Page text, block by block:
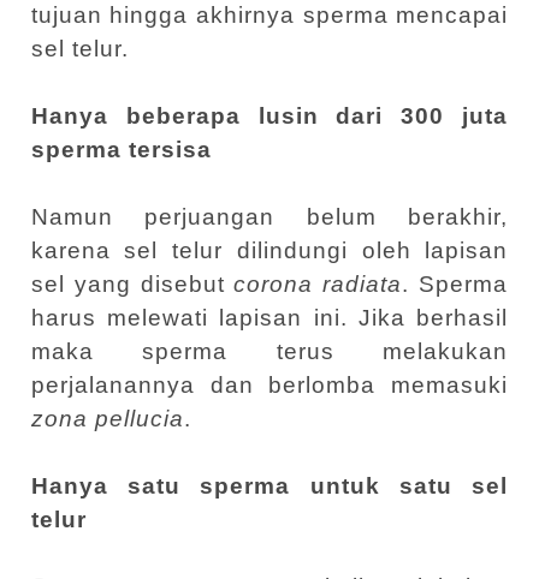
tujuan hingga akhirnya sperma mencapai
sel telur.
Hanya beberapa lusin dari 300 juta
sperma tersisa
Namun perjuangan belum berakhir,
karena sel telur dilindungi oleh lapisan
sel yang disebutcorona radiata. Sperma
harus melewati lapisan ini. Jika berhasil
maka sperma terus melakukan
perjalanannya dan berlomba memasuki
zona pellucia.
Hanya satu sperma untuk satu sel
telur